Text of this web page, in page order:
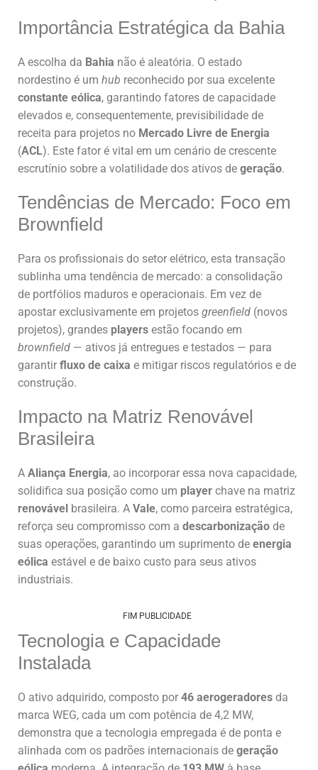
Importância Estratégica da Bahia
A escolha da Bahia não é aleatória. O estado
nordestino é um hub reconhecido por sua excelente
constante eólica, garantindo fatores de capacidade
elevados e, consequentemente, previsibilidade de
receita para projetos no Mercado Livre de Energia
(ACL). Este fator é vital em um cenário de crescente
escrutínio sobre a volatilidade dos ativos de geração.
Tendências de Mercado: Foco em
Brownfield
Para os profissionais do setor elétrico, esta transação
sublinha uma tendência de mercado: a consolidação
de portfólios maduros e operacionais. Em vez de
apostar exclusivamente em projetos greenfield (novos
projetos), grandes players estão focando em
brownfield — ativos já entregues e testados — para
garantir fluxo de caixa e mitigar riscos regulatórios e de
construção.
Impacto na Matriz Renovável
Brasileira
A Aliança Energia, ao incorporar essa nova capacidade,
solidifica sua posição como um player chave na matriz
renovável brasileira. A Vale, como parceira estratégica,
reforça seu compromisso com a descarbonização de
suas operações, garantindo um suprimento de energia
eólica estável e de baixo custo para seus ativos
industriais.
FIM PUBLICIDADE
Tecnologia e Capacidade
Instalada
O ativo adquirido, composto por 46 aerogeradores da
marca WEG, cada um com potência de 4,2 MW,
demonstra que a tecnologia empregada é de ponta e
alinhada com os padrões internacionais de geração